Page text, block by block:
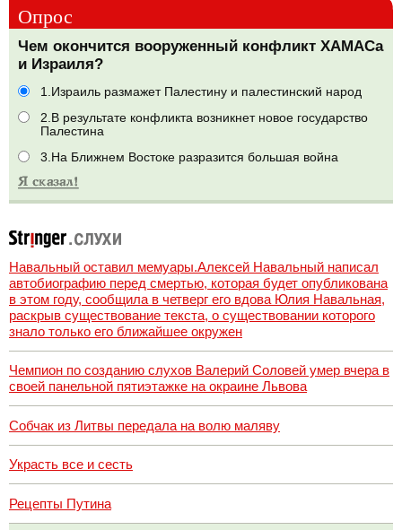
Опрос
Чем окончится вооруженный конфликт ХАМАСа
и Израиля?
1.Израиль размажет Палестину и палестинский народ
2.В результате конфликта возникнет новое государство
Палестина
3.На Ближнем Востоке разразится большая война
Навальный оставил мемуары.Алексей Навальный написал
автобиографию перед смертью, которая будет опубликована
в этом году, сообщила в четверг его вдова Юлия Навальная,
раскрыв существование текста, о существовании которого
знало только его ближайшее окружен
Чемпион по созданию слухов Валерий Соловей умер вчера в
своей панельной пятиэтажке на окраине Львова
Собчак из Литвы передала на волю маляву
Украсть все и сесть
Рецепты Путина